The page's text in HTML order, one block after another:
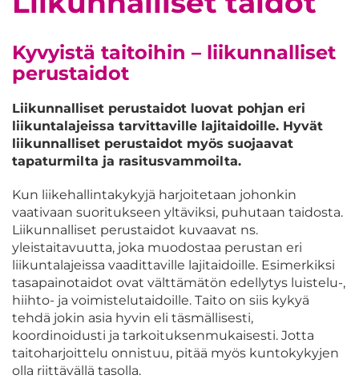
Kyvyistä taitoihin – liikunnalliset
perustaidot
Liikunnalliset perustaidot luovat pohjan eri
liikuntalajeissa tarvittaville lajitaidoille. Hyvät
liikunnalliset perustaidot myös suojaavat
tapaturmilta ja rasitusvammoilta.
Kun liikehallintakykyjä harjoitetaan johonkin
vaativaan suoritukseen yltäviksi, puhutaan taidosta.
Liikunnalliset perustaidot kuvaavat ns.
yleistaitavuutta, joka muodostaa perustan eri
liikuntalajeissa vaadittaville lajitaidoille. Esimerkiksi
tasapainotaidot ovat välttämätön edellytys luistelu-,
hiihto- ja voimistelutaidoille. Taito on siis kykyä
tehdä jokin asia hyvin eli täsmällisesti,
koordinoidusti ja tarkoituksenmukaisesti. Jotta
taitoharjoittelu onnistuu, pitää myös kuntokykyjen
olla riittävällä tasolla.